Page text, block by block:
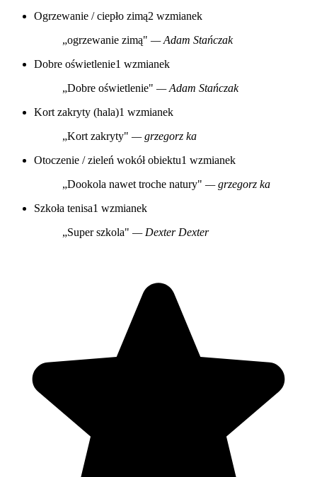
Ogrzewanie / ciepło zimą2 wzmianek
„ogrzewanie zimą" — Adam Stańczak
Dobre oświetlenie1 wzmianek
„Dobre oświetlenie" — Adam Stańczak
Kort zakryty (hala)1 wzmianek
„Kort zakryty" — grzegorz ka
Otoczenie / zieleń wokół obiektu1 wzmianek
„Dookola nawet troche natury" — grzegorz ka
Szkoła tenisa1 wzmianek
„Super szkola" — Dexter Dexter